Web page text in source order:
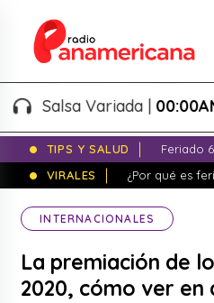
Salsa Variada |00:00AM -
TIPS Y SALUD
Feriado
VIRALES
¿Por qué es
INTERNACIONALES
La premiación de
2020, cómo ver en